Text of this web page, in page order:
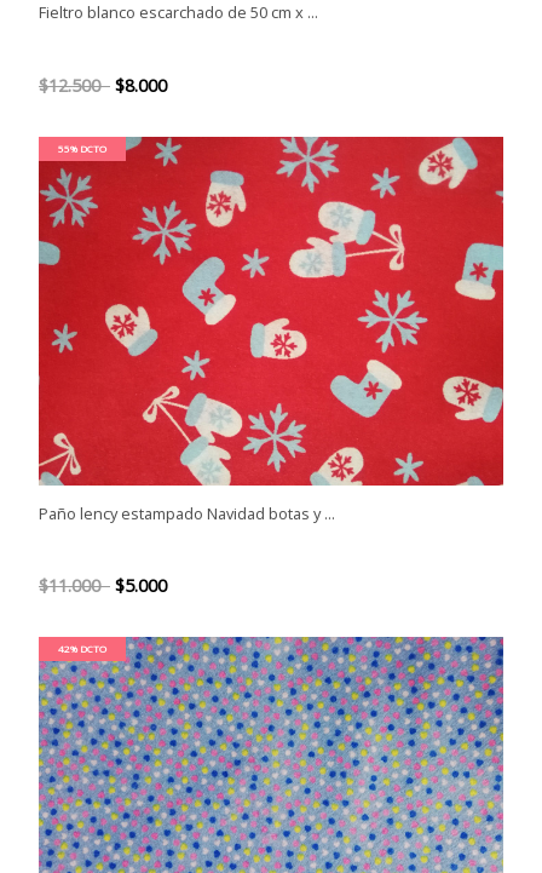
Fieltro blanco escarchado de 50 cm x ...
$12.500 $8.000
55% DCTO
Paño lency estampado Navidad botas y ...
$11.000 $5.000
42% DCTO